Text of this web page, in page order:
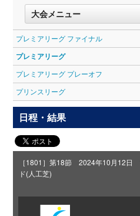
大会メニュー
プレミアリーグ ファイナル
プレミアリーグ
プレミアリーグ プレーオフ
プリンスリーグ
日程・結果
［1801］第18節 2024年10月12日
ド(人工芝)